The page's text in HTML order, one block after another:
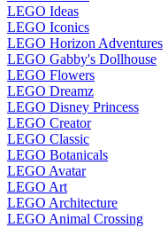
LEGO Ideas
LEGO Iconics
LEGO Horizon Adventures
LEGO Gabby's Dollhouse
LEGO Flowers
LEGO Dreamz
LEGO Disney Princess
LEGO Creator
LEGO Classic
LEGO Botanicals
LEGO Avatar
LEGO Art
LEGO Architecture
LEGO Animal Crossing